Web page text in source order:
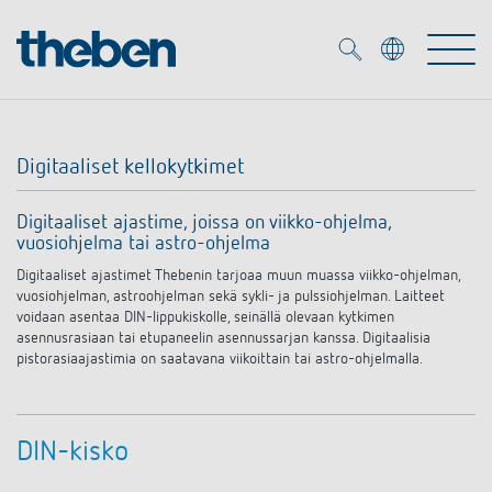
Tuotteet
Smart Home
DALI
OEM
OEM ratkaisuja
Ratkaisuja
Liike- ja läsnäolotunnistimet
Mediakirjasto
Yritys
Digitaaliset kellokytkimet
Digitaaliset ajastime, joissa on viikko-ohjelma,
vuosiohjelma tai astro-ohjelma
Digitaaliset ajastimet Thebenin tarjoaa muun muassa viikko-ohjelman,
vuosiohjelman, astroohjelman sekä sykli- ja pulssiohjelman. Laitteet
voidaan asentaa DIN-lippukiskolle, seinällä olevaan kytkimen
asennusrasiaan tai etupaneelin asennussarjan kanssa. Digitaalisia
pistorasiaajastimia on saatavana viikoittain tai astro-ohjelmalla.
DIN-kisko